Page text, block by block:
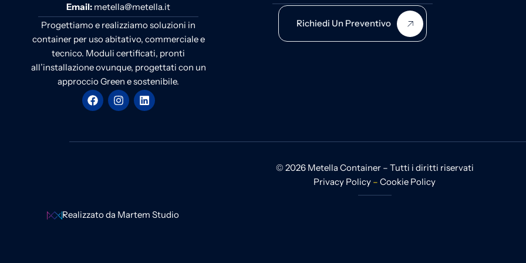
Email: metella@metella.it
Progettiamo e realizziamo soluzioni in
container per uso abitativo, commerciale e
tecnico. Moduli certificati, pronti
all’installazione ovunque, progettati con un
approccio Green e sostenibile.
Richiedi Un Preventivo
© 2026 Metella Container – Tutti i diritti riservati
Privacy Policy –Cookie Policy
Realizzato da Martem Studio